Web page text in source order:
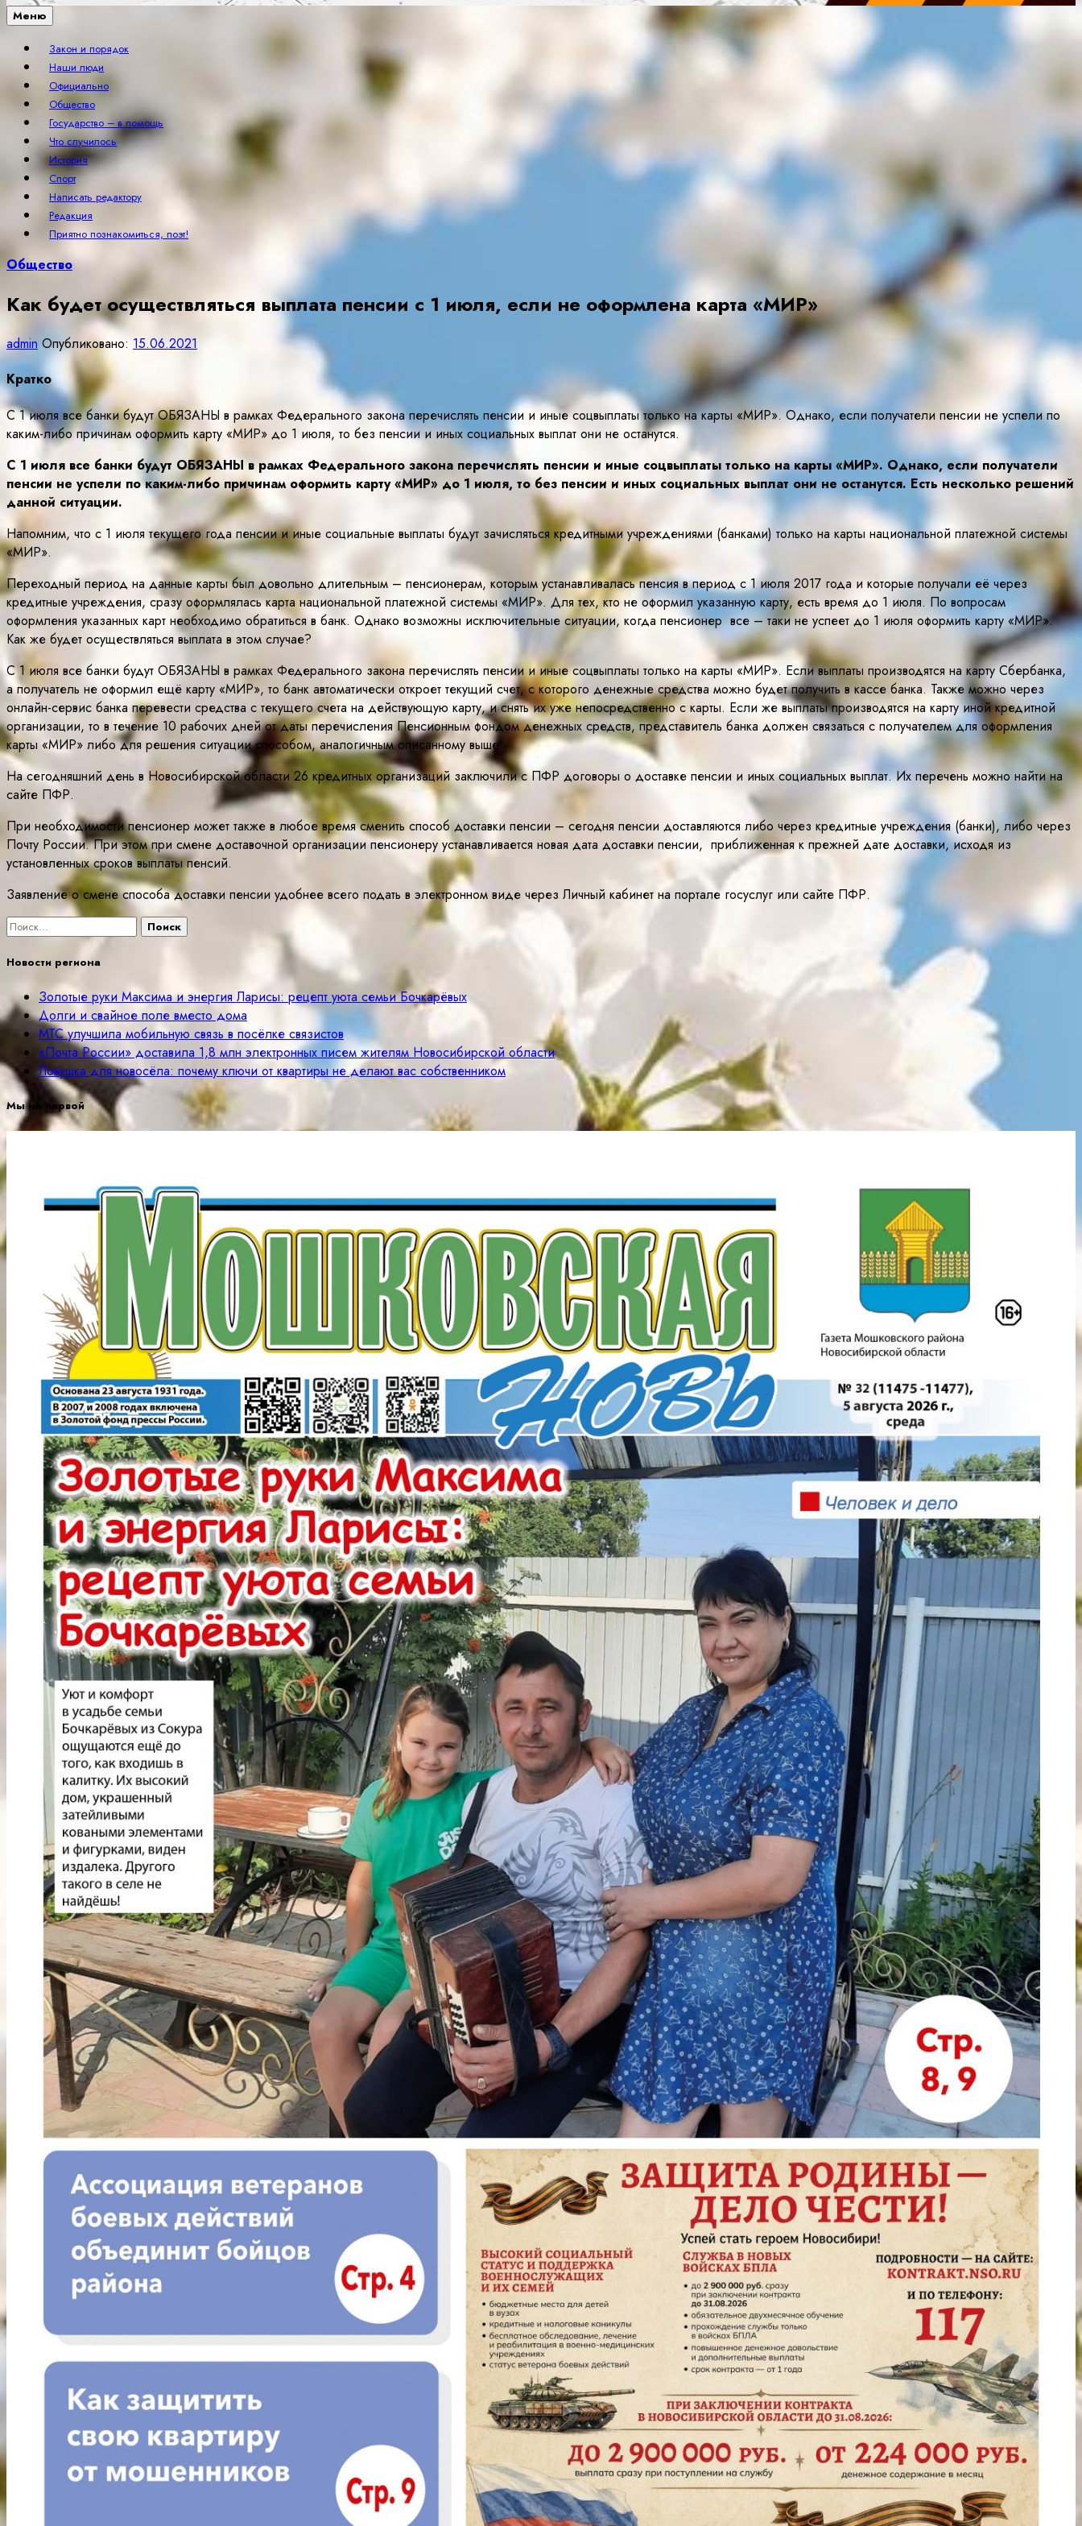
Меню
Закон и порядок
Наши люди
Официально
Общество
Государство – в помощь
Что случилось
История
Спорт
Написать редактору
Редакция
Приятно познакомиться, поэт!
Общество
Как будет осуществляться выплата пенсии с 1 июля, если не оформлена карта «МИР»
admin Опубликовано: 15.06.2021
Кратко
С 1 июля все банки будут ОБЯЗАНЫ в рамках Федерального закона перечислять пенсии и иные соцвыплаты только на карты «МИР». Однако, если получатели пенсии не успели по
каким-либо причинам оформить карту «МИР» до 1 июля, то без пенсии и иных социальных выплат они не останутся.
С 1 июля все банки будут ОБЯЗАНЫ в рамках Федерального закона перечислять пенсии и иные соцвыплаты только на карты «МИР». Однако, если получатели
пенсии не успели по каким-либо причинам оформить карту «МИР» до 1 июля, то без пенсии и иных социальных выплат они не останутся. Есть несколько решений
данной ситуации.
Напомним, что с 1 июля текущего года пенсии и иные социальные выплаты будут зачисляться кредитными учреждениями (банками) только на карты национальной платежной системы
«МИР».
Переходный период на данные карты был довольно длительным – пенсионерам, которым устанавливалась пенсия в период с 1 июля 2017 года и которые получали её через
кредитные учреждения, сразу оформлялась карта национальной платежной системы «МИР». Для тех, кто не оформил указанную карту, есть время до 1 июля. По вопросам
оформления указанных карт необходимо обратиться в банк. Однако возможны исключительные ситуации, когда пенсионер все – таки не успеет до 1 июля оформить карту «МИР».
Как же будет осуществляться выплата в этом случае?
С 1 июля все банки будут ОБЯЗАНЫ в рамках Федерального закона перечислять пенсии и иные соцвыплаты только на карты «МИР». Если выплаты производятся на карту Сбербанка,
а получатель не оформил ещё карту «МИР», то банк автоматически откроет текущий счет, с которого денежные средства можно будет получить в кассе банка. Также можно через
онлайн-сервис банка перевести средства с текущего счета на действующую карту, и снять их уже непосредственно с карты. Если же выплаты производятся на карту иной кредитной
организации, то в течение 10 рабочих дней от даты перечисления Пенсионным фондом денежных средств, представитель банка должен связаться с получателем для оформления
карты «МИР» либо для решения ситуации способом, аналогичным описанному выше.
На сегодняшний день в Новосибирской области 26 кредитных организаций заключили с ПФР договоры о доставке пенсии и иных социальных выплат. Их перечень можно найти на
сайте ПФР.
При необходимости пенсионер может также в любое время сменить способ доставки пенсии – сегодня пенсии доставляются либо через кредитные учреждения (банки), либо через
Почту России. При этом при смене доставочной организации пенсионеру устанавливается новая дата доставки пенсии, приближенная к прежней дате доставки, исходя из
установленных сроков выплаты пенсий.
Заявление о смене способа доставки пенсии удобнее всего подать в электронном виде через Личный кабинет на портале госуслуг или сайте ПФР.
Найти:
Новости региона
Золотые руки Максима и энергия Ларисы: рецепт уюта семьи Бочкарёвых
Долги и свайное поле вместо дома
МТС улучшила мобильную связь в посёлке связистов
«Почта России» доставила 1,8 млн электронных писем жителям Новосибирской области
Ловушка для новосёла: почему ключи от квартиры не делают вас собственником
Мы на первой